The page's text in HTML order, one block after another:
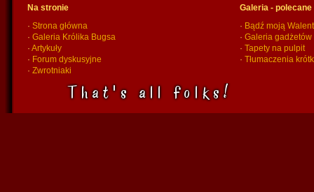
Na stronie
· Strona główna
· Galeria Królika Bugsa
· Artykuły
· Forum dyskusyjne
· Zwrotniaki
Galeria -
· Bądź moją
·Galeria
·Tapety na pulpit
·Tłumaczenia